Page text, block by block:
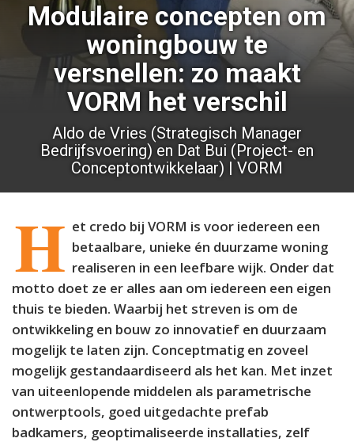
Modulaire concepten om
woningbouw te
versnellen: zo maakt
VORM het verschil
Aldo de Vries (Strategisch Manager
Bedrijfsvoering) en Dat Bui (Project- en
Conceptontwikkelaar) | VORM
H et credo bij VORM is voor iedereen een
betaalbare, unieke én duurzame woning
realiseren in een leefbare wijk. Onder dat
motto doet ze er alles aan om iedereen een eigen
thuis te bieden. Waarbij het streven is om de
ontwikkeling en bouw zo innovatief en duurzaam
mogelijk te laten zijn. Conceptmatig en zoveel
mogelijk gestandaardiseerd als het kan. Met inzet
van uiteenlopende middelen als parametrische
ontwerptools, goed uitgedachte prefab
badkamers, geoptimaliseerde installaties, zelf